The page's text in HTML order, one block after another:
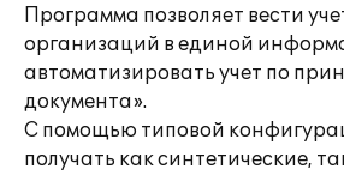
Программа позволяет вести
организаций в единой
автоматизировать учет по
документа».
С помощью типовой
получать как синтетические,